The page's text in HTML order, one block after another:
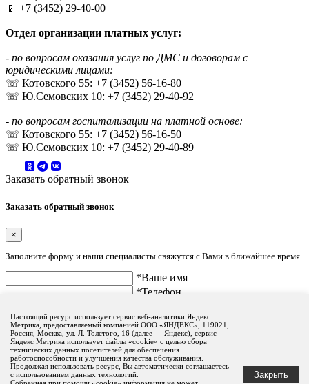
📱 +7 (3452) 29-40-00
Отдел организации платных услуг:
- по вопросам оказания услуг по ДМС и договорам с
юридическими лицами:
☏ Котовского 55: +7 (3452) 56-16-80
☏ Ю.Семовских 10: +7 (3452) 29-40-92
- по вопросам госпитализации на платной основе:
☏ Котовского 55: +7 (3452) 56-16-50
☏ Ю.Семовских 10: +7 (3452) 29-40-89
Заказать обратный звонок
Заказать обратный звонок
×
Заполните форму и наши специалисты свяжутся с Вами в ближайшее время
*Ваше имя
*Телефон
Комментарий
Настоящий ресурс использует сервис веб-аналитики Яндекс
Метрика, предоставляемый компанией ООО «ЯНДЕКС», 119021,
Россия, Москва, ул. Л. Толстого, 16 (далее — Яндекс), сервис
Яндекс Метрика использует файлы «cookie» с целью сбора
технических данных посетителей для обеспечения
работоспособности и улучшения качества обслуживания.
Продолжая использовать ресурс, Вы автоматически соглашаетесь
с использованием данных технологий.
Закрыть